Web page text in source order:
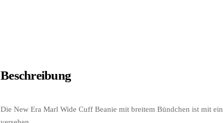
Beschreibung
Die New Era Marl Wide Cuff Beanie mit breitem Bündchen ist mit